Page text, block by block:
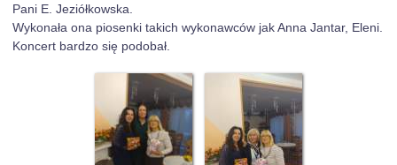
Pani E. Jeziółkowska.
Wykonała ona piosenki takich wykonawców jak Anna Jantar, Eleni.
Koncert bardzo się podobał.